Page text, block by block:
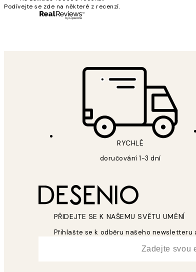
Podívejte se zde na některé z recenzí.
RYCHLÉ
doručování 1-3 dní
PŘIDEJTE SE K NAŠEMU SVĚTU UMĚNÍ
Přihlašte se k odběru našeho newsletteru